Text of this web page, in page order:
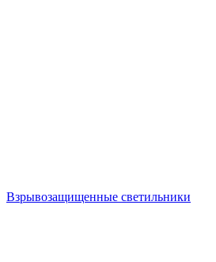
Взрывозащищенные светильники